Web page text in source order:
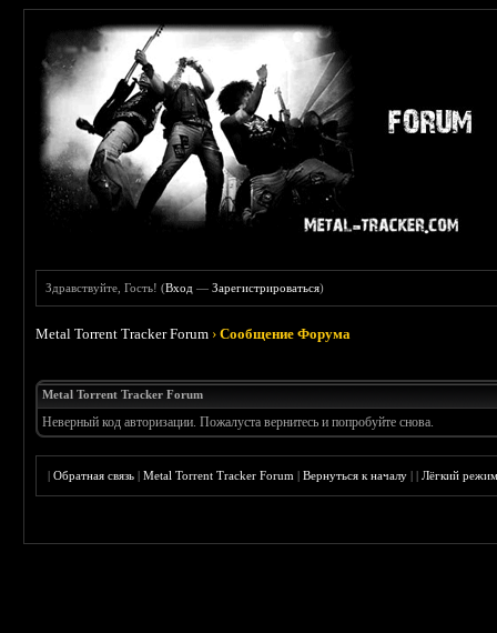
Здравствуйте, Гость! (Вход —Зарегистрироваться)
Metal Torrent Tracker Forum ›Сообщение Форума
Metal Torrent Tracker Forum
Неверный код авторизации. Пожалуста вернитесь и попробуйте снова.
|Обратная связь |Metal Torrent Tracker Forum |Вернуться к началу ||Лёгкий